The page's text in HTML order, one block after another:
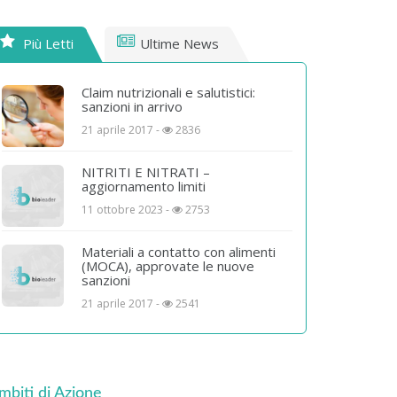
Più Letti Ultime News
Claim nutrizionali e salutistici:
sanzioni in arrivo
21 aprile 2017 - 2836
NITRITI E NITRATI –
aggiornamento limiti
11 ottobre 2023 - 2753
Materiali a contatto con alimenti
(MOCA), approvate le nuove
sanzioni
21 aprile 2017 - 2541
di Azione